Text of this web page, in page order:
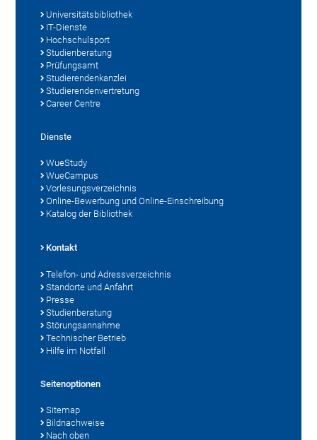
Universitätsbibliothek
IT-Dienste
Hochschulsport
Studienberatung
Prüfungsamt
Studierendenkanzlei
Studierendenvertretung
Career Centre
Dienste
WueStudy
WueCampus
Vorlesungsverzeichnis
Online-Bewerbung und Online-Einschreibung
Katalog der Bibliothek
Kontakt
Telefon- und Adressverzeichnis
Standorte und Anfahrt
Presse
Studienberatung
Störungsannahme
Technischer Betrieb
Hilfe im Notfall
Seitenoptionen
Sitemap
Bildnachweise
Nach oben